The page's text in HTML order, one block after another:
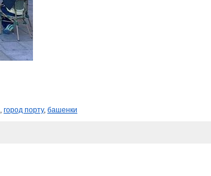
, город порту, башенки